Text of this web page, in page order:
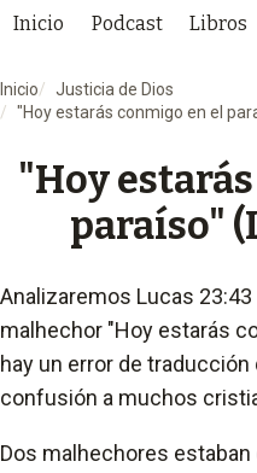
Inicio Podcast Libros
Inicio
Justicia de Dios
"Hoy estarás conmigo en el
"Hoy
paraíso"
Analizaremos Lucas
malhechor "Hoy estarás
hay un error de
confusión a muchos
Dos malhechores